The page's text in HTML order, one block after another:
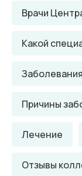
Врачи
Какой
Заболевания
Причины
Лечение
Отзывы